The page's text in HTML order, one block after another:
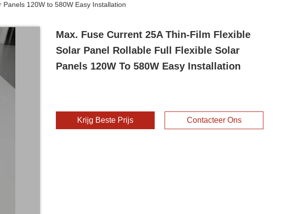
120W to 580W Easy Installation
Max. Fuse Current 25A Thin-Film Flexible
Solar Panel Rollable Full Flexible Solar
Panels 120W To 580W Easy Installation
Krijg Beste Prijs Contacteer Ons